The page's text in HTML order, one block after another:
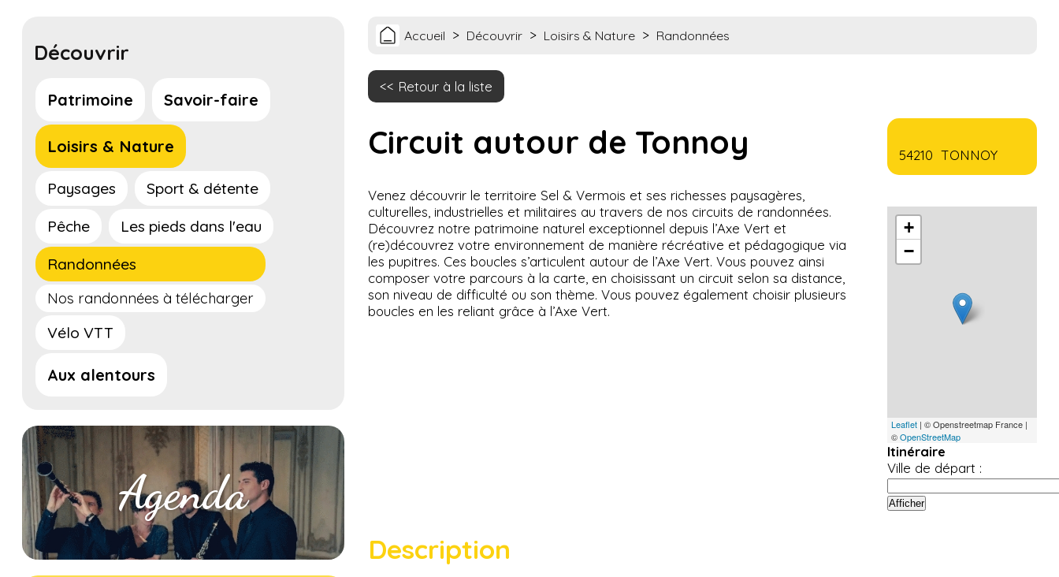
Découvrir
Patrimoine Savoir-faire
Loisirs & Nature
Paysages
Sport & détente
Pêche
Les pieds dans l'eau
Randonnées
Nos randonnées à télécharger
Vélo VTT
Aux alentours
Agenda
Accueil > Découvrir > Loisirs & Nature > Randonnées
Retour à la liste
Circuit autour de Tonnoy
Venez découvrir le territoire Sel & Vermois et ses richesses paysagères,
culturelles, industrielles et militaires au travers de nos circuits de randonnées.
Découvrez notre patrimoine naturel exceptionnel depuis l’Axe Vert et
(re)découvrez votre environnement de manière récréative et pédagogique via
les pupitres. Ces boucles s’articulent autour de l’Axe Vert. Vous pouvez ainsi
composer votre parcours à la carte, en choisissant un circuit selon sa distance,
son niveau de difficulté ou son thème. Vous pouvez également choisir plusieurs
boucles en les reliant grâce à l’Axe Vert.
54210 TONNOY
+
−
Leaflet | © Openstreetmap France |
©OpenStreetMap
Itinéraire
Ville de départ :
Description